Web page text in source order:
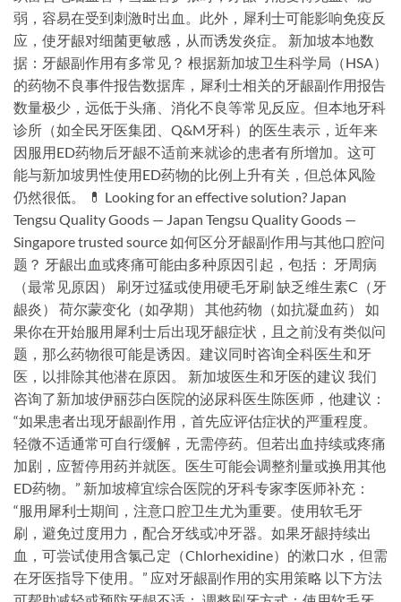
弱，容易在受到刺激时出血。此外，犀利士可能影响免疫反
应，使牙龈对细菌更敏感，从而诱发炎症。 新加坡本地数
据：牙龈副作用有多常见？ 根据新加坡卫生科学局（HSA）
的药物不良事件报告数据库，犀利士相关的牙龈副作用报告
数量极少，远低于头痛、消化不良等常见反应。但本地牙科
诊所（如全民牙医集团、Q&M牙科）的医生表示，近年来
因服用ED药物后牙龈不适前来就诊的患者有所增加。这可
能与新加坡男性使用ED药物的比例上升有关，但总体风险
仍然很低。 💊 Looking for an effective solution? Japan
Tengsu Quality Goods — Japan Tengsu Quality Goods —
Singapore trusted source 如何区分牙龈副作用与其他口腔问
题？ 牙龈出血或疼痛可能由多种原因引起，包括： 牙周病
（最常见原因） 刷牙过猛或使用硬毛牙刷 缺乏维生素C（牙
龈炎） 荷尔蒙变化（如孕期） 其他药物（如抗凝血药） 如
果你在开始服用犀利士后出现牙龈症状，且之前没有类似问
题，那么药物很可能是诱因。建议同时咨询全科医生和牙
医，以排除其他潜在原因。 新加坡医生和牙医的建议 我们
咨询了新加坡伊丽莎白医院的泌尿科医生陈医师，他建议：
“如果患者出现牙龈副作用，首先应评估症状的严重程度。
轻微不适通常可自行缓解，无需停药。但若出血持续或疼痛
加剧，应暂停用药并就医。医生可能会调整剂量或换用其他
ED药物。” 新加坡樟宜综合医院的牙科专家李医师补充：
“服用犀利士期间，注意口腔卫生尤为重要。使用软毛牙
刷，避免过度用力，配合牙线或冲牙器。如果牙龈持续出
血，可尝试使用含氯己定（Chlorhexidine）的漱口水，但需
在牙医指导下使用。” 应对牙龈副作用的实用策略 以下方法